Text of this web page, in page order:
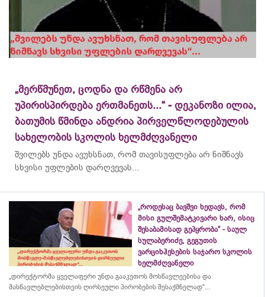
„მერწმუნეთ, ცოდნა და რწმენა არ
უპირისპირდება ერთმანეთს...“ - დეკანოზი ილია,
ბათუმის წმინდა ანდრია პირველწლოდებულის
სახელობის სკოლის ხელმძღვანელი
შვილებს უნდა ავუხსნათ, რომ თავისუფლება არ ნიშნავს
სხვისი უფლების დარღვევას...
„როდესაც ბავშვი ხედავს, რომ
მისი გულშემატკივარი ხარ, ისიც
შესაბამისად გეპყრობა“ - საულ
სულაბერიძე, გეგუთის
ვარციხჰესების საჯარო სკოლის
ხელმძღვანელი
„დირექტორმა ყველაფერი უნდა გააკეთოს მოსწავლეებისა და
მასწავლებლებისთვის ღირსეული პირობების შესაქმნელად“...